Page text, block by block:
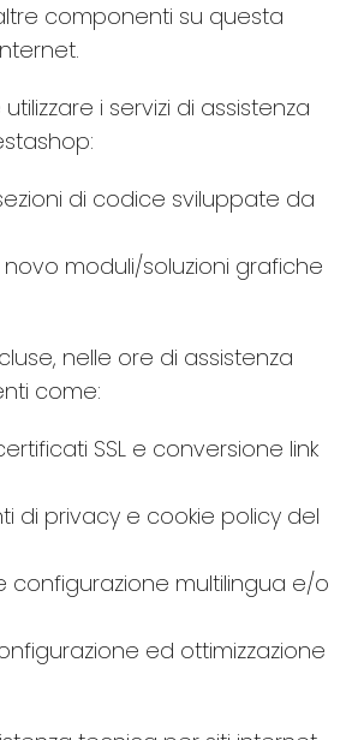
componenti su questa
i servizi di assistenza
di codice sviluppate da
moduli/soluzioni grafiche
nelle ore di assistenza
come:
SSL e conversione link
di privacy e cookie policy del
configurazione multilingua e/o
ed ottimizzazione